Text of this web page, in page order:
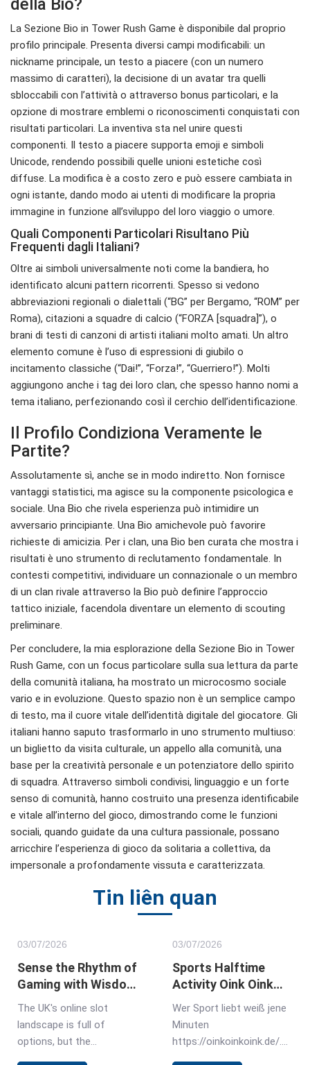
della Bio?
La Sezione Bio in Tower Rush Game è disponibile dal proprio
profilo principale. Presenta diversi campi modificabili: un
nickname principale, un testo a piacere (con un numero
massimo di caratteri), la decisione di un avatar tra quelli
sbloccabili con l’attività o attraverso bonus particolari, e la
opzione di mostrare emblemi o riconoscimenti conquistati con
risultati particolari. La inventiva sta nel unire questi
componenti. Il testo a piacere supporta emoji e simboli
Unicode, rendendo possibili quelle unioni estetiche così
diffuse. La modifica è a costo zero e può essere cambiata in
ogni istante, dando modo ai utenti di modificare la propria
immagine in funzione all’sviluppo del loro viaggio o umore.
Quali Componenti Particolari Risultano Più
Frequenti dagli Italiani?
Oltre ai simboli universalmente noti come la bandiera, ho
identificato alcuni pattern ricorrenti. Spesso si vedono
abbreviazioni regionali o dialettali (“BG” per Bergamo, “ROM” per
Roma), citazioni a squadre di calcio (“FORZA [squadra]”), o
brani di testi di canzoni di artisti italiani molto amati. Un altro
elemento comune è l’uso di espressioni di giubilo o
incitamento classiche (“Dai!”, “Forza!”, “Guerriero!”). Molti
aggiungono anche i tag dei loro clan, che spesso hanno nomi a
tema italiano, perfezionando così il cerchio dell’identificazione.
Il Profilo Condiziona Veramente le
Partite?
Assolutamente sì, anche se in modo indiretto. Non fornisce
vantaggi statistici, ma agisce su la componente psicologica e
sociale. Una Bio che rivela esperienza può intimidire un
avversario principiante. Una Bio amichevole può favorire
richieste di amicizia. Per i clan, una Bio ben curata che mostra i
risultati è uno strumento di reclutamento fondamentale. In
contesti competitivi, individuare un connazionale o un membro
di un clan rivale attraverso la Bio può definire l’approccio
tattico iniziale, facendola diventare un elemento di scouting
preliminare.
Per concludere, la mia esplorazione della Sezione Bio in Tower
Rush Game, con un focus particolare sulla sua lettura da parte
della comunità italiana, ha mostrato un microcosmo sociale
vario e in evoluzione. Questo spazio non è un semplice campo
di testo, ma il cuore vitale dell’identità digitale del giocatore. Gli
italiani hanno saputo trasformarlo in uno strumento multiuso:
un biglietto da visita culturale, un appello alla comunità, una
base per la creatività personale e un potenziatore dello spirito
di squadra. Attraverso simboli condivisi, linguaggio e un forte
senso di comunità, hanno costruito una presenza identificabile
e vitale all’interno del gioco, dimostrando come le funzioni
sociali, quando guidate da una cultura passionale, possano
arricchire l’esperienza di gioco da solitaria a collettiva, da
impersonale a profondamente vissuta e caratterizzata.
Tin liên quan
03/07/2026
Sense the Rhythm of
Gaming with Wisdom
of Athena Slot in UK
The UK's online slot
landscape is full of
options, but the
03/07/2026
Sports Halftime
Activity Oink Oink
Oink Slot During
Breaks in Germany
Wer Sport liebt weiß jene
Minuten
https://oinkoinkoink.de/.